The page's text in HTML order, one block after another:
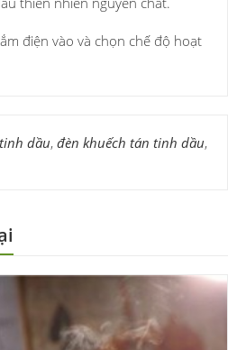
điện vào và chọn chế độ hoạt
dầu, đèn khuếch tán tinh dầu,